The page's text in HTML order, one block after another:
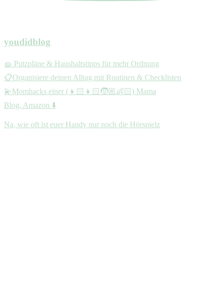
youdidblog
🧽 Putzpläne & Haushaltstipps für mehr Ordnung
📋Organisiere deinen Alltag mit Routinen & Checklisten
💫Momhacks einer (👧🏻👧🏻🧒🏼👶🏻) Mama
Blog, Amazon ⬇️
Na, wie oft ist euer Handy nur noch die Hörspielz